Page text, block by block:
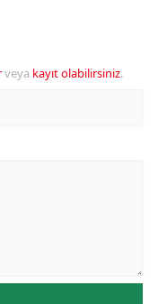
veya kayıt olabilirsiniz.